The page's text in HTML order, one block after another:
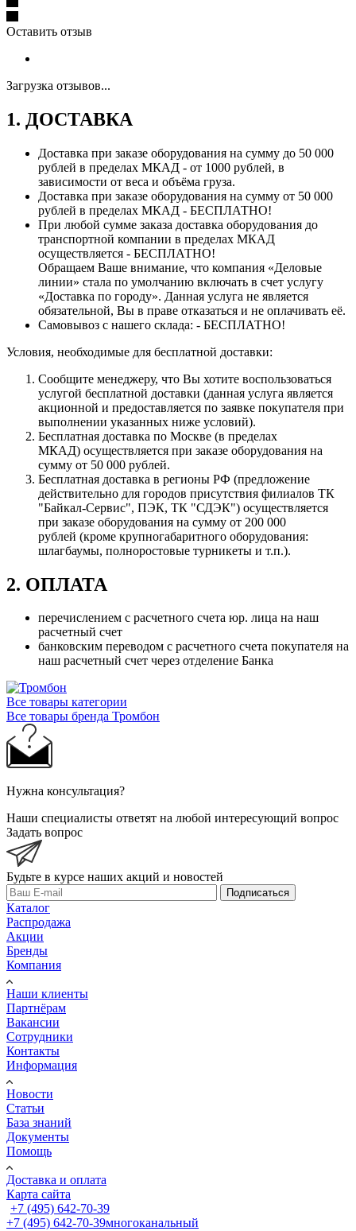
Оставить отзыв
Загрузка отзывов...
1. ДОСТАВКА
Доставка при заказе оборудования на сумму до 50 000
рублей в пределах МКАД - от 1000 рублей, в
зависимости от веса и объёма груза.
Доставка при заказе оборудования на сумму от 50 000
рублей в пределах МКАД - БЕСПЛАТНО!
При любой сумме заказа доставка оборудования до
транспортной компании в пределах МКАД
осуществляется - БЕСПЛАТНО!
Обращаем Ваше внимание, что компания «Деловые
линии» стала по умолчанию включать в счет услугу
«Доставка по городу». Данная услуга не является
обязательной, Вы в праве отказаться и не оплачивать её.
Самовывоз с нашего склада: - БЕСПЛАТНО!
Условия, необходимые для бесплатной доставки:
Сообщите менеджеру, что Вы хотите воспользоваться
услугой бесплатной доставки (данная услуга является
акционной и предоставляется по заявке покупателя при
выполнении указанных ниже условий).
Бесплатная доставка по Москве (в пределах
МКАД) осуществляется при заказе оборудования на
сумму от 50 000 рублей.
Бесплатная доставка в регионы РФ (предложение
действительно для городов присутствия филиалов ТК
"Байкал-Сервис", ПЭК, ТК "СДЭК") осуществляется
при заказе оборудования на сумму от 200 000
рублей (кроме крупногабаритного оборудования:
шлагбаумы, полноростовые турникеты и т.п.).
2. ОПЛАТА
перечислением с расчетного счета юр. лица на наш
расчетный счет
банковским переводом с расчетного счета покупателя на
наш расчетный счет через отделение Банка
Все товары категории
Все товары бренда Тромбон
Нужна консультация?
Наши специалисты ответят на любой интересующий вопрос
Задать вопрос
Будьте в курсе наших акций и новостей
Подписаться
Каталог
Распродажа
Акции
Бренды
Компания
Наши клиенты
Партнёрам
Вакансии
Сотрудники
Контакты
Информация
Новости
Статьи
База знаний
Документы
Помощь
Доставка и оплата
Карта сайта
+7 (495) 642-70-39
+7 (495) 642-70-39многоканальный